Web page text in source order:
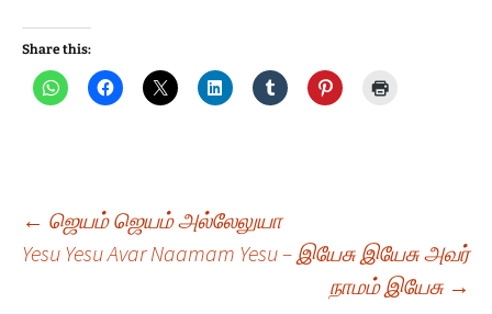
Share this:
Post
← ஜெயம் ஜெயம் அல்லேலுயா
Yesu Yesu Avar Naamam Yesu – இயேசு இயேசு அவர்
நாமம் இயேசு →